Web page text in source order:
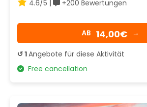
4.6/5 |
+200 Bewertungen
AB 14,00€ →
↺ 1Angebote für diese Aktivität
Free cancellation